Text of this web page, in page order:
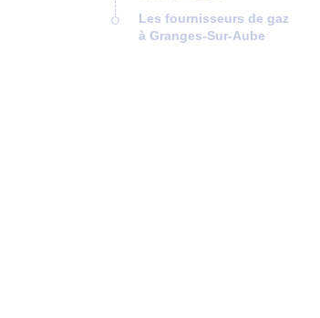
Les fournisseurs de gaz
à Granges-Sur-Aube